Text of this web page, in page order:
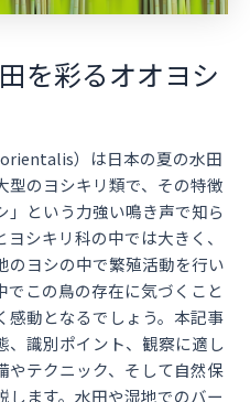
を彩るオオヨシ
）は日本の夏の水田
のヨシキリ類で、その特徴
という力強い鳴き声で知ら
シキリ科の中では大きく、
のヨシの中で繁殖活動を行い
でこの鳥の存在に気づくこと
感動となるでしょう。本記事
、識別ポイント、観察に適し
やテクニック、そして自然保
ます。水田や湿地でのバー